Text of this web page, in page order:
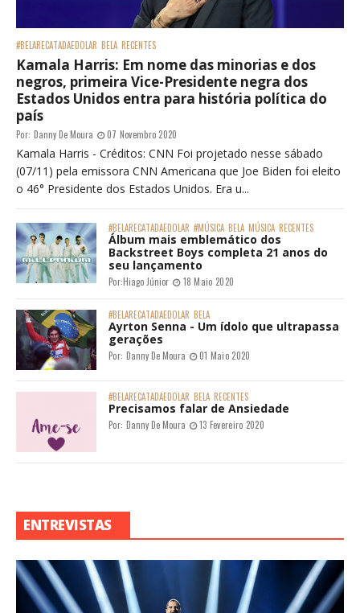
#BELARECATADAEDOLAR BELA RECENTES
Kamala Harris: Em nome das minorias e dos
negros, primeira Vice-Presidente negra dos
Estados Unidos entra para história política do
país
Por: Danny De Moura 07 Novembro 2020
Kamala Harris - Créditos: CNN Foi projetado nesse sábado
(07/11) pela emissora CNN Americana que Joe Biden foi eleito
o 46° Presidente dos Estados Unidos. Era u...
#BELARECATADAEDOLAR #MÚSICA BELA MÚSICA RECENTES
Álbum mais emblemático dos
Backstreet Boys completa 21 anos do
seu lançamento
Por:Hiago Júnior 18 Maio 2020
#BELARECATADAEDOLAR BELA
Ayrton Senna - Um ídolo que ultrapassa
gerações
Por: Danny De Moura 01 Maio 2020
#BELARECATADAEDOLAR BELA RECENTES
Precisamos falar de Ansiedade
Por: Danny De Moura 13 Fevereiro 2020
ENTREVISTAS